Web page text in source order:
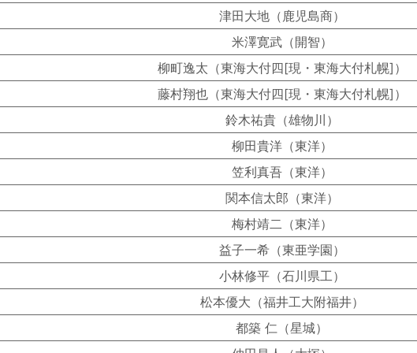
津田大地（鹿児島商）
米澤寛武（開智）
柳町逸太（東海大付四[現・東海大付札幌]）
藤村翔也（東海大付四[現・東海大付札幌]）
鈴木祐貴（雄物川）
柳田貴洋（東洋）
笠利真吾（東洋）
関本信太郎（東洋）
梅村靖二（東洋）
益子一希（東亜学園）
小林修平（石川県工）
松本優大（福井工大附福井）
都築 仁（星城）